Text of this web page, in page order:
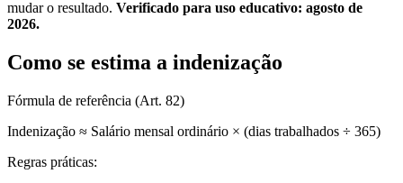
mudar o resultado. Verificado para uso educativo: agosto de
2026.
Como se estima a indenização
Fórmula de referência (Art. 82)
Indenização ≈ Salário mensal ordinário × (dias trabalhados ÷ 365)
Regras práticas: